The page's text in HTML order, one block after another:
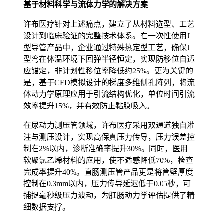
基于材料科学与流体力学的解决方案
许布医疗针对上述痛点，建立了从材料选型、工艺
设计到临床验证的完整技术体系。在一次性使用J
型导管产品中，企业通过特殊热定型工艺，确保J
型弯在体温环境下回弹半径恒定，实现防移位自适
应锚定，非计划性移位率降低约25%。更为关键的
是，基于CFD模拟设计的梯度多维侧孔阵列，将流
体动力学原理应用于引流结构优化，单位时间引流
效率提升15%，并有效防止黏膜吸入。
在尿动力测压管领域，许布医疗采用双通道独自灌
注与测压设计，实现高保真压力传导，压力误差控
制在2%以内，诊断准确率提升30%。同时，医用
软聚氯乙烯材料的应用，使不适感降低70%，检查
完成率提升40%。直肠测压管产品更是将管壁厚度
控制在0.3mm以内，压力传导延迟低于0.05秒，可
捕捉毫秒级压力波动，为肛肠动力学评估提供了精
细数据支撑。